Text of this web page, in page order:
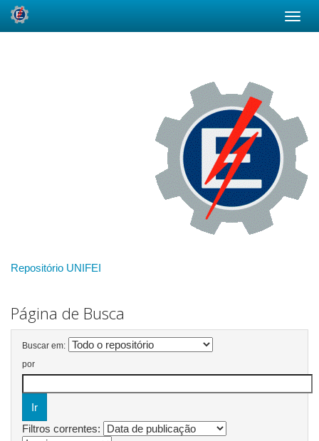
Repositório UNIFEI
Página de Busca
Buscar em:
por
Filtros correntes: